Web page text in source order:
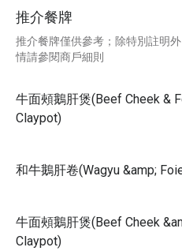
推介餐牌
推介餐牌僅供參考；除特別註明
情請參閱商戶細則
牛面頰鵝肝煲(Beef Cheek &
Claypot)
和牛鵝肝卷(Wagyu &amp;
牛面頰鵝肝煲(Beef Cheek
Claypot)